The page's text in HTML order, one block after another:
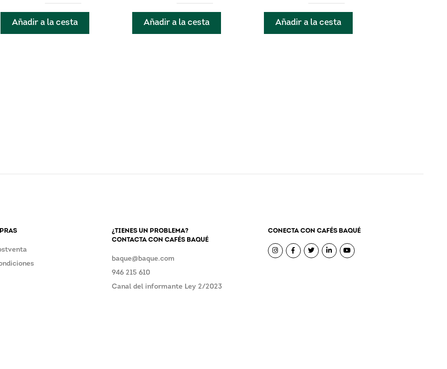
Añadir a la cesta Añadir a la cesta Añadir a la cesta
¿TIENES UN PROBLEMA?
CONTACTA CON CAFÉS BAQUÉ
baque@baque.com
946 215 610
Canal del informante Ley 2/2023
CONECTA CON CAFÉS BAQUÉ